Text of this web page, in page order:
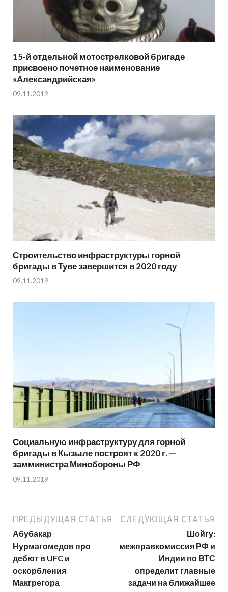
15-й отдельной мотострелковой бригаде
присвоено почетное наименование
«Александрийская»
09.11.2019
Строительство инфраструктуры горной
бригады в Туве завершится в 2020 году
09.11.2019
Социальную инфраструктуру для горной
бригады в Кызыле построят к 2020 г. —
замминистра Минобороны РФ
09.11.2019
ПРЕДЫДУЩАЯ СТАТЬЯ
Абубакар
Нурмагомедов про
дебют в UFC и
оскорбления
Макгрегора
СЛЕДУЮЩАЯ СТАТЬЯ
Шойгу:
межправкомиссия РФ и
Индии по ВТС
определит главные
задачи на ближайшее